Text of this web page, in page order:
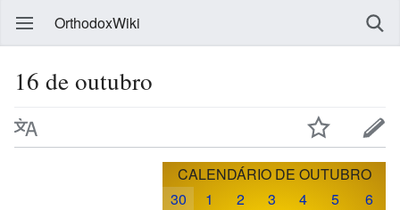
OrthodoxWiki
16 de outubro
CALENDÁRIO DE OUTUBRO
30
1 2 3 4 5
6